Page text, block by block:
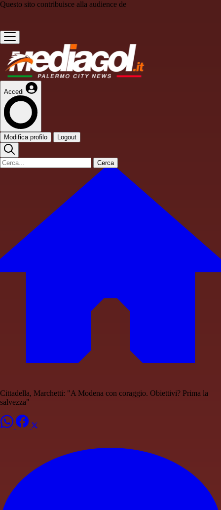
Questo sito contribuisce alla audience de
Accedi
Modifica profilo Logout
Cerca
Cittadella, Marchetti: "A Modena con coraggio. Obiettivi? Prima la
salvezza"